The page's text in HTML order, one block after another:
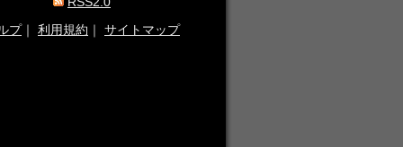
プ｜ 利用規約 ｜ サイトマップ